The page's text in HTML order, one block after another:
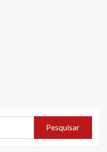
Pesquisar